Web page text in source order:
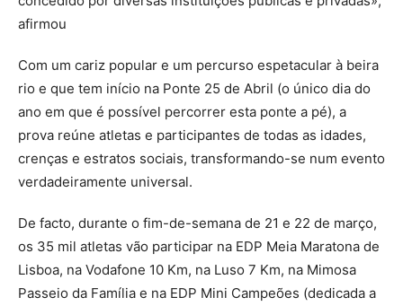
afirmou
Com um cariz popular e um percurso espetacular à beira
rio e que tem início na Ponte 25 de Abril (o único dia do
ano em que é possível percorrer esta ponte a pé), a
prova reúne atletas e participantes de todas as idades,
crenças e estratos sociais, transformando-se num evento
verdadeiramente universal.
De facto, durante o fim-de-semana de 21 e 22 de março,
os 35 mil atletas vão participar na EDP Meia Maratona de
Lisboa, na Vodafone 10 Km, na Luso 7 Km, na Mimosa
Passeio da Família e na EDP Mini Campeões (dedicada a